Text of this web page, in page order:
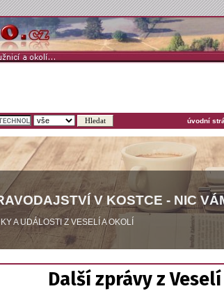
úvodní
V KOSTCE - NIC
A UDÁLOSTI Z VESELÍ A OKOLÍ
Další zprávy z